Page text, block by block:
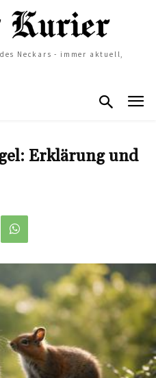
Neckars - immer aktuell,
Erklärung und